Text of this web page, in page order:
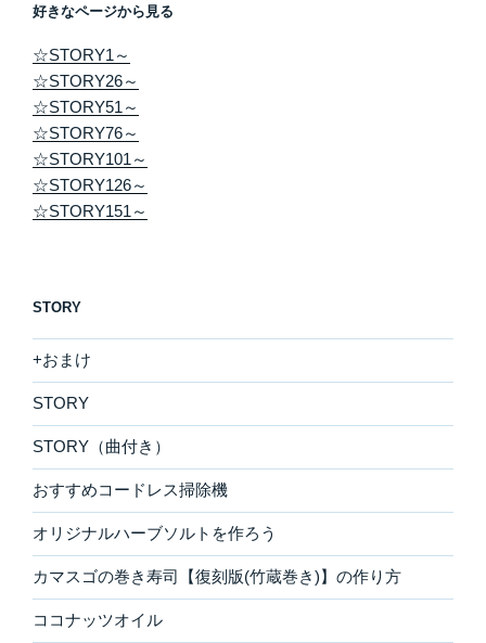
好きなページから見る
☆STORY1～
☆STORY26～
☆STORY51～
☆STORY76～
☆STORY101～
☆STORY126～
☆STORY151～
STORY
+おまけ
STORY
STORY（曲付き）
おすすめコードレス掃除機
オリジナルハーブソルトを作ろう
カマスゴの巻き寿司【復刻版(竹蔵巻き)】の作り方
ココナッツオイル